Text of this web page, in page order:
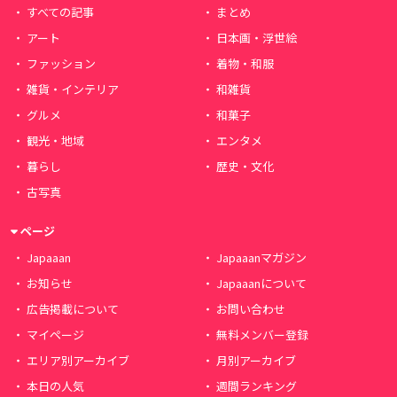
すべての記事
まとめ
アート
日本画・浮世絵
ファッション
着物・和服
雑貨・インテリア
和雑貨
グルメ
和菓子
観光・地域
エンタメ
暮らし
歴史・文化
古写真
ページ
Japaaan
Japaaanマガジン
お知らせ
Japaaanについて
広告掲載について
お問い合わせ
マイページ
無料メンバー登録
エリア別アーカイブ
月別アーカイブ
本日の人気
週間ランキング